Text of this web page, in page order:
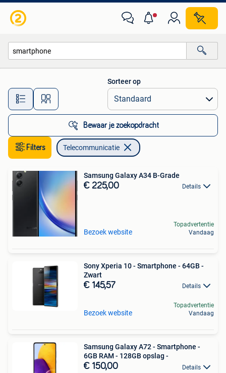
Alle afstanden…
Sorteer op
Bewaar je zoekopdracht
Filters Telecommunicatie
Samsung Galaxy A34 B-Grade
€ 225,00 Details
Bezoek website
Topadvertentie
Vandaag
Sony Xperia 10 - Smartphone - 64GB -
Zwart
€ 145,57 Details
Bezoek website
Topadvertentie
Vandaag
Samsung Galaxy A72 - Smartphone -
6GB RAM - 128GB opslag -
€ 150,00 Details